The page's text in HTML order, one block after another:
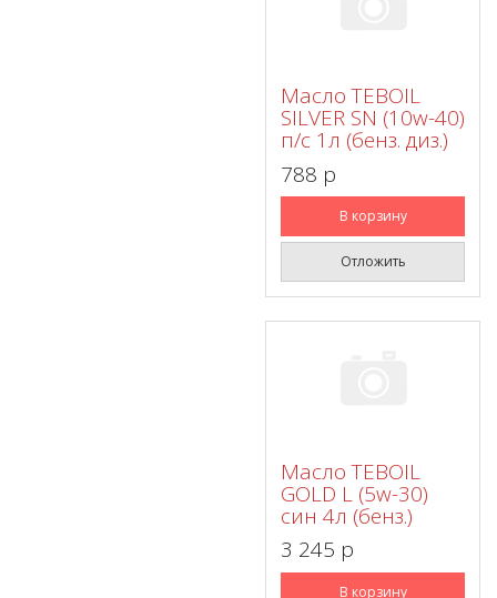
Масло TEBOIL
SILVER SN (10w-40)
п/с 1л (бенз. диз.)
788 p
В корзину
Отложить
Масло TEBOIL
GOLD L (5w-30)
син 4л (бенз.)
3 245 p
В корзину